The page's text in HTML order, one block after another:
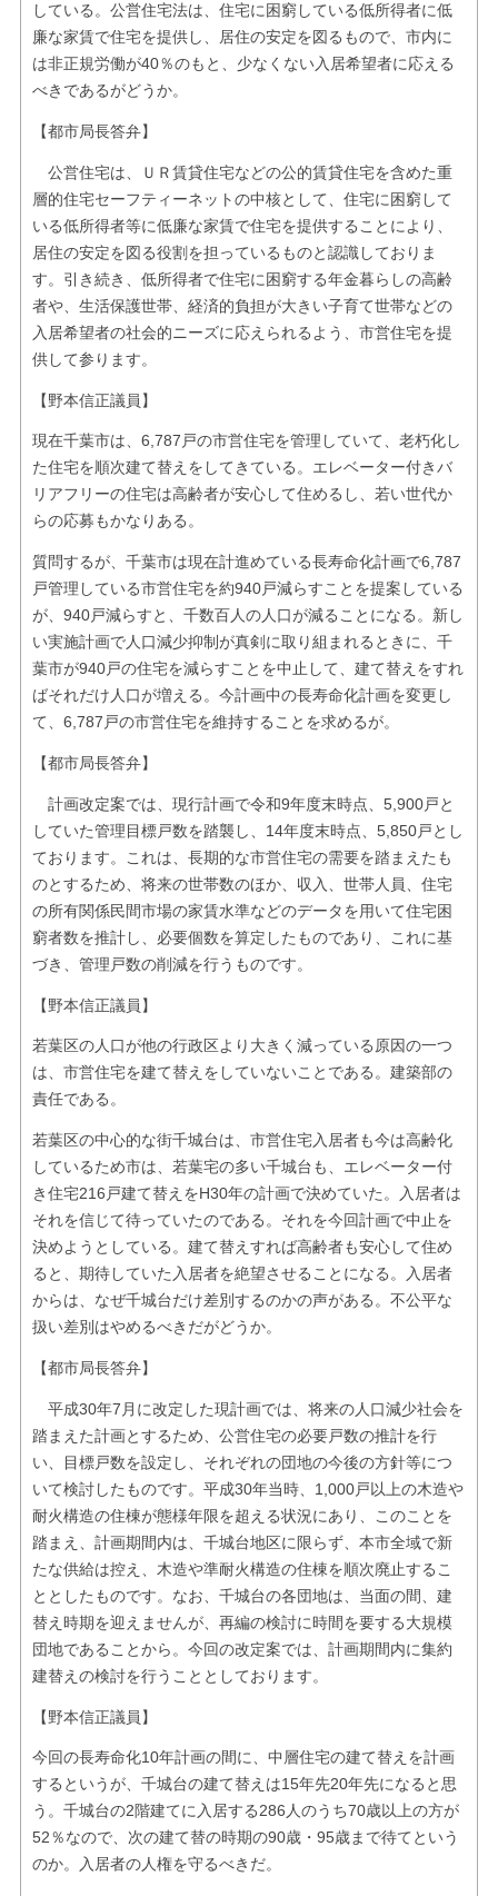
している。公営住宅法は、住宅に困窮している低所得者に低
廉な家賃で住宅を提供し、居住の安定を図るもので、市内に
は非正規労働が40％のもと、少なくない入居希望者に応える
べきであるがどうか。
【都市局長答弁】
公営住宅は、ＵＲ賃貸住宅などの公的賃貸住宅を含めた重
層的住宅セーフティーネットの中核として、住宅に困窮して
いる低所得者等に低廉な家賃で住宅を提供することにより、
居住の安定を図る役割を担っているものと認識しておりま
す。引き続き、低所得者で住宅に困窮する年金暮らしの高齢
者や、生活保護世帯、経済的負担が大きい子育て世帯などの
入居希望者の社会的ニーズに応えられるよう、市営住宅を提
供して参ります。
【野本信正議員】
現在千葉市は、6,787戸の市営住宅を管理していて、老朽化し
た住宅を順次建て替えをしてきている。エレベーター付きバ
リアフリーの住宅は高齢者が安心して住めるし、若い世代か
らの応募もかなりある。
質問するが、千葉市は現在計進めている長寿命化計画で6,787
戸管理している市営住宅を約940戸減らすことを提案している
が、940戸減らすと、千数百人の人口が減ることになる。新し
い実施計画で人口減少抑制が真剣に取り組まれるときに、千
葉市が940戸の住宅を減らすことを中止して、建て替えをすれ
ばそれだけ人口が増える。今計画中の長寿命化計画を変更し
て、6,787戸の市営住宅を維持することを求めるが。
【都市局長答弁】
計画改定案では、現行計画で令和9年度末時点、5,900戸と
していた管理目標戸数を踏襲し、14年度末時点、5,850戸とし
ております。これは、長期的な市営住宅の需要を踏まえたも
のとするため、将来の世帯数のほか、収入、世帯人員、住宅
の所有関係民間市場の家賃水準などのデータを用いて住宅困
窮者数を推計し、必要個数を算定したものであり、これに基
づき、管理戸数の削減を行うものです。
【野本信正議員】
若葉区の人口が他の行政区より大きく減っている原因の一つ
は、市営住宅を建て替えをしていないことである。建築部の
責任である。
若葉区の中心的な街千城台は、市営住宅入居者も今は高齢化
しているため市は、若葉宅の多い千城台も、エレベーター付
き住宅216戸建て替えをH30年の計画で決めていた。入居者は
それを信じて待っていたのである。それを今回計画で中止を
決めようとしている。建て替えすれば高齢者も安心して住め
ると、期待していた入居者を絶望させることになる。入居者
からは、なぜ千城台だけ差別するのかの声がある。不公平な
扱い差別はやめるべきだがどうか。
【都市局長答弁】
平成30年7月に改定した現計画では、将来の人口減少社会を
踏まえた計画とするため、公営住宅の必要戸数の推計を行
い、目標戸数を設定し、それぞれの団地の今後の方針等につ
いて検討したものです。平成30年当時、1,000戸以上の木造や
耐火構造の住棟が態様年限を超える状況にあり、このことを
踏まえ、計画期間内は、千城台地区に限らず、本市全域で新
たな供給は控え、木造や準耐火構造の住棟を順次廃止するこ
ととしたものです。なお、千城台の各団地は、当面の間、建
替え時期を迎えませんが、再編の検討に時間を要する大規模
団地であることから。今回の改定案では、計画期間内に集約
建替えの検討を行うこととしております。
【野本信正議員】
今回の長寿命化10年計画の間に、中層住宅の建て替えを計画
するというが、千城台の建て替えは15年先20年先になると思
う。千城台の2階建てに入居する286人のうち70歳以上の方が
52％なので、次の建て替の時期の90歳・95歳まで待てという
のか。入居者の人権を守るべきだ。